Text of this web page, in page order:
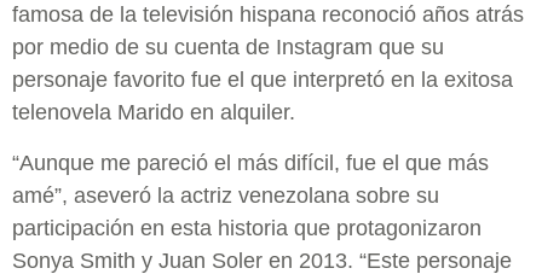
famosa de la televisión hispana reconoció años atrás
por medio de su cuenta de Instagram que su
personaje favorito fue el que interpretó en la exitosa
telenovela Marido en alquiler.
“Aunque me pareció el más difícil, fue el que más
amé”, aseveró la actriz venezolana sobre su
participación en esta historia que protagonizaron
Sonya Smith y Juan Soler en 2013. “Este personaje